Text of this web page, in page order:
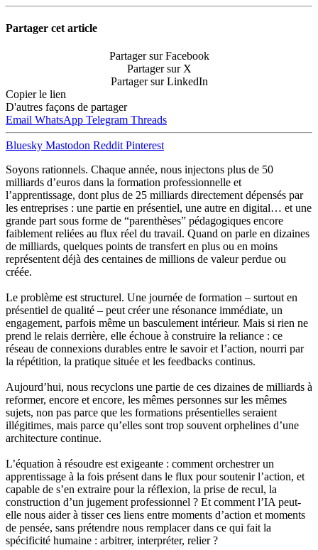
Partager cet article
Partager sur Facebook
Partager sur X
Partager sur LinkedIn
Copier le lien
D'autres façons de partager
Email WhatsApp Telegram Threads
Bluesky Mastodon Reddit Pinterest
Soyons rationnels. Chaque année, nous injectons plus de 50
milliards d’euros dans la formation professionnelle et
l’apprentissage, dont plus de 25 milliards directement dépensés par
les entreprises : une partie en présentiel, une autre en digital… et une
grande part sous forme de “parenthèses” pédagogiques encore
faiblement reliées au flux réel du travail. Quand on parle en dizaines
de milliards, quelques points de transfert en plus ou en moins
représentent déjà des centaines de millions de valeur perdue ou
créée.
Le problème est structurel. Une journée de formation – surtout en
présentiel de qualité – peut créer une résonance immédiate, un
engagement, parfois même un basculement intérieur. Mais si rien ne
prend le relais derrière, elle échoue à construire la reliance : ce
réseau de connexions durables entre le savoir et l’action, nourri par
la répétition, la pratique située et les feedbacks continus.
Aujourd’hui, nous recyclons une partie de ces dizaines de milliards à
reformer, encore et encore, les mêmes personnes sur les mêmes
sujets, non pas parce que les formations présentielles seraient
illégitimes, mais parce qu’elles sont trop souvent orphelines d’une
architecture continue.
L’équation à résoudre est exigeante : comment orchestrer un
apprentissage à la fois présent dans le flux pour soutenir l’action, et
capable de s’en extraire pour la réflexion, la prise de recul, la
construction d’un jugement professionnel ? Et comment l’IA peut-
elle nous aider à tisser ces liens entre moments d’action et moments
de pensée, sans prétendre nous remplacer dans ce qui fait la
spécificité humaine : arbitrer, interpréter, relier ?